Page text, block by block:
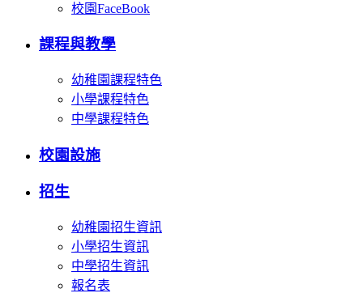
校園FaceBook
課程與教學
幼稚園課程特色
小學課程特色
中學課程特色
校園設施
招生
幼稚園招生資訊
小學招生資訊
中學招生資訊
報名表